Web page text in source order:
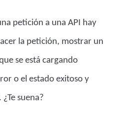
petición a una API hay
la petición, mostrar un
se está cargando
o el estado exitoso y
suena?